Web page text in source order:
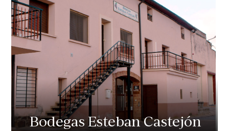
Bodegas Esteban Castejón